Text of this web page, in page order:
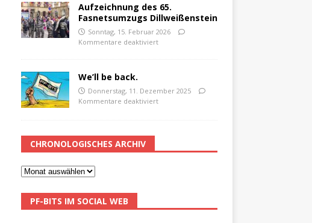
Aufzeichnung des 65.
Fasnetsumzugs Dillweißenstein
Sonntag, 15. Februar 2026
Kommentare deaktiviert
We’ll be back.
Donnerstag, 11. Dezember 2025
Kommentare deaktiviert
CHRONOLOGISCHES ARCHIV
PF-BITS IM SOCIAL WEB